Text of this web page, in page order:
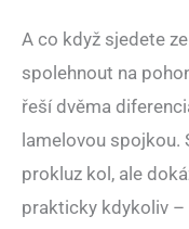
A co když sjedete
spolehnout na
řeší dvěma
lamelovou
prokluz kol, ale
prakticky kdykoliv